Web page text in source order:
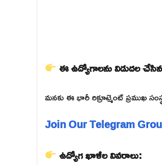
ఈ ఉద్యోగాలను విడుదల చేసిన
మనకు ఈ భారీ రిక్రూట్మెంట్ ప్రముఖ
Join Our Telegram
ఉద్యోగ ఖాళీల వివరాలు: